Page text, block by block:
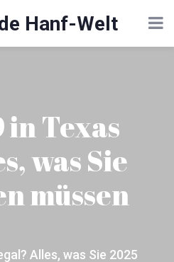
Hanf-Welt
Texas
was Sie
müssen
Alles, was Sie 2025